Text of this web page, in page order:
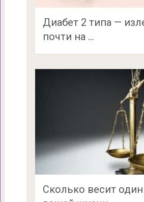
Диабет 2 типа —
почти на …
Сколько весит